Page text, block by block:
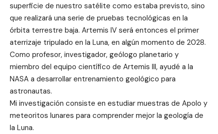
superficie de nuestro satélite como estaba previsto, sino
que realizará una serie de pruebas tecnológicas en la
órbita terrestre baja. Artemis IV será entonces el primer
aterrizaje tripulado en la Luna, en algún momento de 2028.
Como profesor, investigador, geólogo planetario y
miembro del equipo científico de Artemis III, ayudé a la
NASA a desarrollar entrenamiento geológico para
astronautas.
Mi investigación consiste en estudiar muestras de Apolo y
meteoritos lunares para comprender mejor la geología de
la Luna.